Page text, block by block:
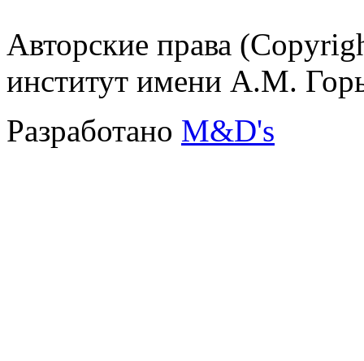
Авторские права
институт имени А.М.
Разработано M&D's